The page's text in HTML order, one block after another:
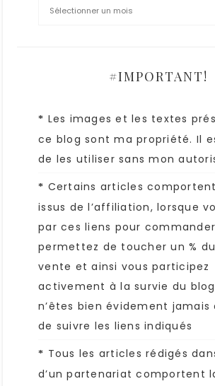
#IMPORTANT!
* Les images et les textes
ce blog sont ma propriété. Il
de les utiliser sans mon
* Certains articles
issus de l’affiliation, lorsque
par ces liens pour
permettez de toucher un %
vente et ainsi vous participez
activement à la survie du
n’êtes bien évidement jamais
de suivre les liens indiqués
* Tous les articles rédigés
d’un partenariat comportent